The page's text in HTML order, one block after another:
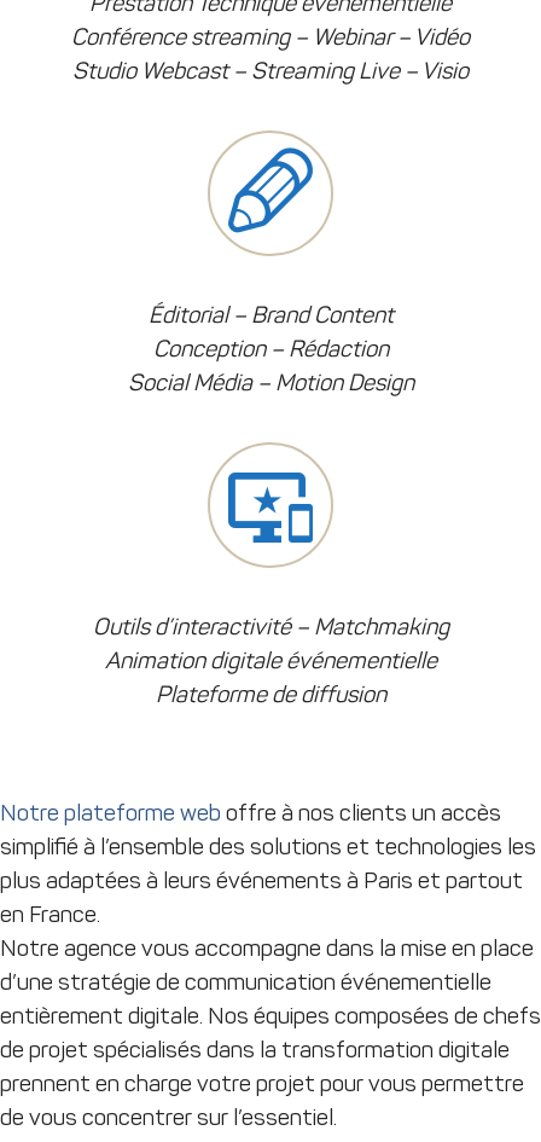
Conférence streaming – Webinar – Vidéo
Studio Webcast – Streaming Live – Visio
Éditorial – Brand Content
Conception – Rédaction
Social Média – Motion Design
Outils d’interactivité – Matchmaking
Animation digitale événementielle
Plateforme de diffusion
Notre plateforme web offre à nos clients un accès
simplifié à l’ensemble des solutions et technologies les
plus adaptées à leurs événements à Paris et partout
en France.
Notre agence vous accompagne dans la mise en place
d’une stratégie de communication événementielle
entièrement digitale. Nos équipes composées de chefs
de projet spécialisés dans la transformation digitale
prennent en charge votre projet pour vous permettre
de vous concentrer sur l’essentiel.